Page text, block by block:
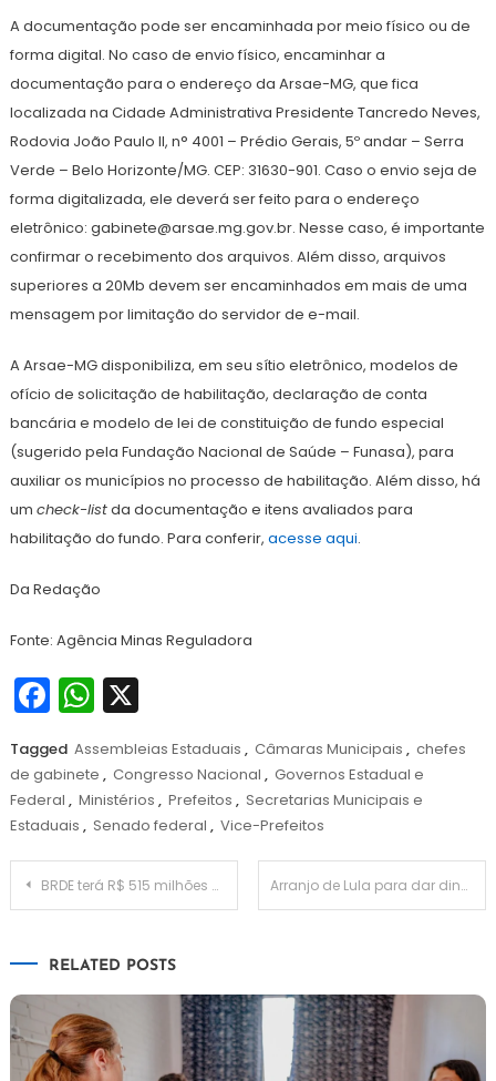
A documentação pode ser encaminhada por meio físico ou de
forma digital. No caso de envio físico, encaminhar a
documentação para o endereço da Arsae-MG, que fica
localizada na Cidade Administrativa Presidente Tancredo Neves,
Rodovia João Paulo II, n° 4001 – Prédio Gerais, 5º andar – Serra
Verde – Belo Horizonte/MG. CEP: 31630-901. Caso o envio seja de
forma digitalizada, ele deverá ser feito para o endereço
eletrônico: gabinete@arsae.mg.gov.br. Nesse caso, é importante
confirmar o recebimento dos arquivos. Além disso, arquivos
superiores a 20Mb devem ser encaminhados em mais de uma
mensagem por limitação do servidor de e-mail.
A Arsae-MG disponibiliza, em seu sítio eletrônico, modelos de
ofício de solicitação de habilitação, declaração de conta
bancária e modelo de lei de constituição de fundo especial
(sugerido pela Fundação Nacional de Saúde – Funasa), para
auxiliar os municípios no processo de habilitação. Além disso, há
um check-listda documentação e itens avaliados para
habilitação do fundo. Para conferir, acesse aqui.
Da Redação
Fonte: Agência Minas Reguladora
Facebook
WhatsApp
X
Tagged Assembleias Estaduais , Câmaras Municipais , chefes
de gabinete , Congresso Nacional , Governos Estadual e
Federal , Ministérios , Prefeitos , Secretarias Municipais e
Estaduais , Senado federal , Vice-Prefeitos
Navegação
BRDE terá R$ 515 milhões para financiar projetos em cidades sob risco de desastres naturais Arranjo de Lula para dar dinheiro ao Congresso dribla STF ao simular emendas
RELATED POSTS